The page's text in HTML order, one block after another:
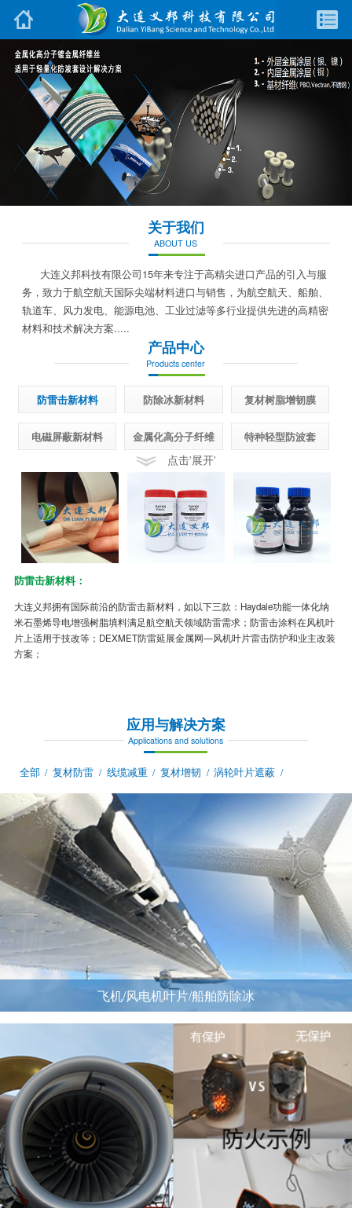
关于我们
ABOUT US
大连义邦科技有限公司15年来专注于高精尖进口产品的引入与服
务，致力于航空航天国际尖端材料进口与销售，为航空航天、船舶、
轨道车、风力发电、能源电池、工业过滤等多行业提供先进的高精密
材料和技术解决方案.....
产品中心
Products center
防雷击新材料 防除冰新材料 复材树脂增韧膜
电磁屏蔽新材料 金属化高分子纤维 特种轻型防波套
点击'展开'
防雷击新材料：
大连义邦拥有国际前沿的防雷击新材料，如以下三款：Haydale功能一体化纳
米石墨烯导电增强树脂填料满足航空航天领域防雷需求；防雷击涂料在风机叶
片上适用于技改等；DEXMET防雷延展金属网—风机叶片雷击防护和业主改装
方案；
应用与解决方案
Applications and solutions
全部 / 复材防雷 / 线缆减重 / 复材增韧 / 涡轮叶片遮蔽 /
飞机/风电机叶片/船舶防除冰